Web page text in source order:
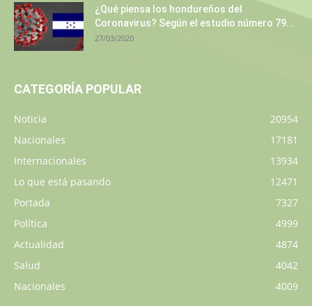
¿Qué piensa los hondureños del
Coronavirus? Según el estudio número 79...
27/03/2020
CATEGORÍA POPULAR
Noticia
20954
Nacionales
17181
Internacionales
13934
Lo que está pasando
12471
Portada
7327
Política
4999
Actualidad
4874
Salud
4042
Nacionales
4009